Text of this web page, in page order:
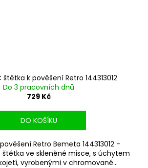
k pověšení Retro 144313012
Do 3 pracovních dnů
729 Kč
DO KOŠÍKU
Retro Bemeta 144313012 -
štětka ve skleněné misce, s úchytem
vyrobenými v chromované...